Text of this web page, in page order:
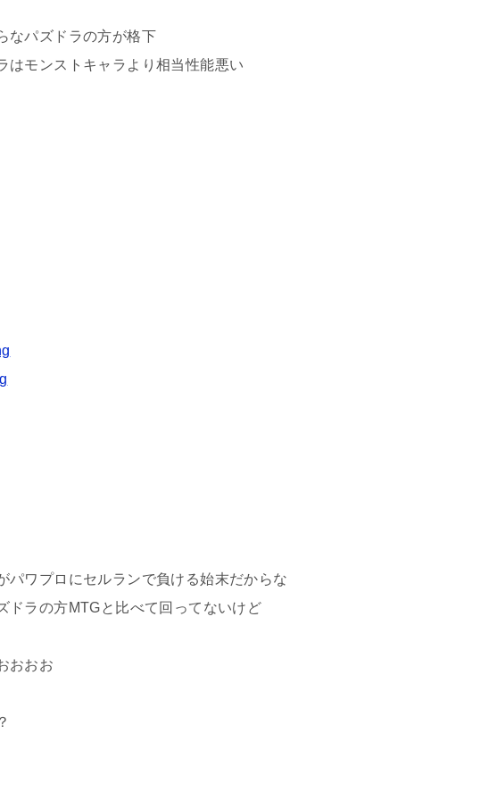
なパズドラの方が格下
はモンストキャラより相当性能悪い
パワプロにセルランで負ける始末だからな
ドラの方MTGと比べて回ってないけど
おおお